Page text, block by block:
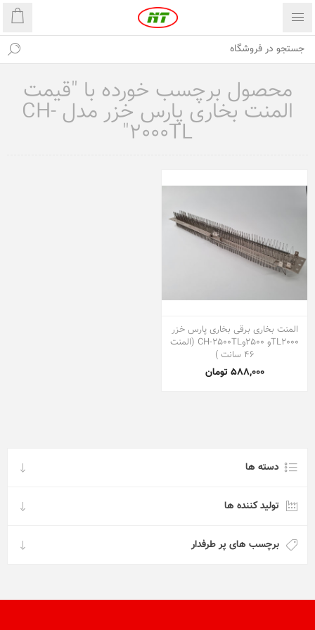
محصول برچسب خورده با "قیمت
المنت بخاری پارس خزر مدل CH-
2000TL"
المنت بخاری برقی بخاری پارس خزر
TL2000و 2500وCH-2500TL (المنت
46 سانت )
588,000 تومان
دسته ها
تولید کننده ها
برچسب های پر طرفدار